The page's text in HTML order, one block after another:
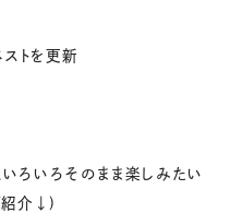
ストを更新
ろいろそのまま楽しみたい
紹介↓)